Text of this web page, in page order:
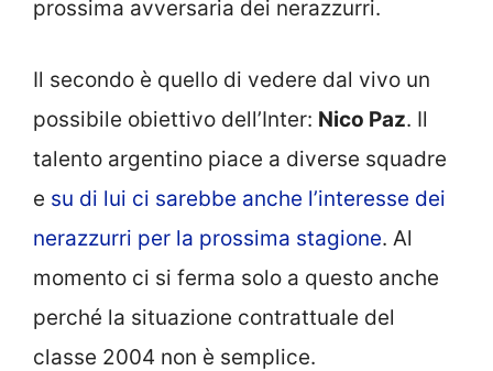
prossima avversaria dei nerazzurri.
Il secondo è quello di vedere dal vivo un
possibile obiettivo dell’Inter: Nico Paz. Il
talento argentino piace a diverse squadre
e su di lui ci sarebbe anche l’interesse dei
nerazzurri per la prossima stagione. Al
momento ci si ferma solo a questo anche
perché la situazione contrattuale del
classe 2004 non è semplice.